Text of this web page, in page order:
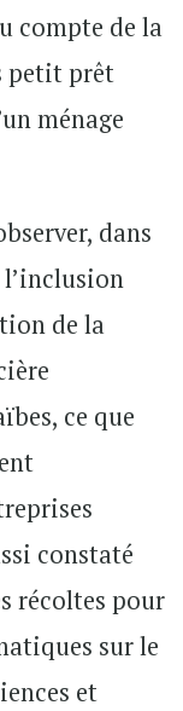
compte de la
petit prêt
ménage
dans
l’inclusion
de la
ce que
constaté
récoltes pour
sur le
et